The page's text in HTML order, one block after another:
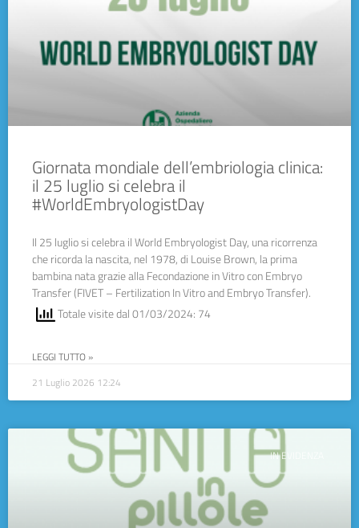
Giornata mondiale dell’embriologia clinica:
il 25 luglio si celebra il
#WorldEmbryologistDay
Il 25 luglio si celebra il World Embryologist Day, una ricorrenza
che ricorda la nascita, nel 1978, di Louise Brown, la prima
bambina nata grazie alla Fecondazione in Vitro con Embryo
Transfer (FIVET – Fertilization In Vitro and Embryo Transfer).
Totale visite dal 01/03/2024: 74
LEGGI TUTTO »
21 Luglio 2026 12:24
IN EVIDENZA